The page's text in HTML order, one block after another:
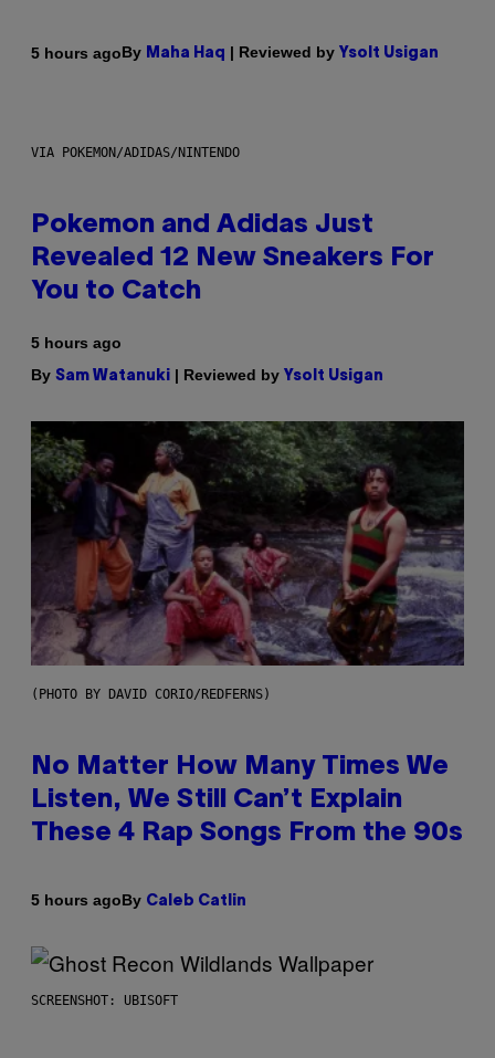
5 hours agoBy Maha Haq | Reviewed by Ysolt Usigan
VIA POKEMON/ADIDAS/NINTENDO
Pokemon and Adidas Just
Revealed 12 New Sneakers For
You to Catch
5 hours ago
By Sam Watanuki | Reviewed by Ysolt Usigan
(PHOTO BY DAVID CORIO/REDFERNS)
No Matter How Many Times We
Listen, We Still Can’t Explain
These 4 Rap Songs From the 90s
5 hours agoBy Caleb Catlin
SCREENSHOT: UBISOFT